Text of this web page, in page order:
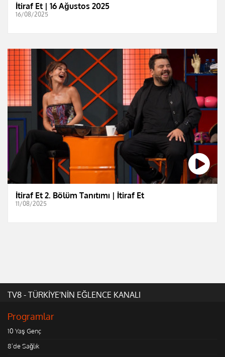
İtiraf Et | 16 Ağustos 2025
16/08/2025
İtiraf Et 2. Bölüm Tanıtımı | İtiraf Et
11/08/2025
TV8 - TÜRKİYE'NİN EĞLENCE KANALI
Programlar
10 Yaş Genç
8'de Sağlık